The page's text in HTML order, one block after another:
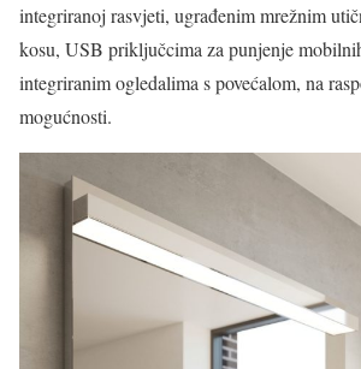
integriranoj rasvjeti, ugrađenim mrežnim
kosu, USB priključcima za punjenje
integriranim ogledalima s povećalom, na
mogućnosti.